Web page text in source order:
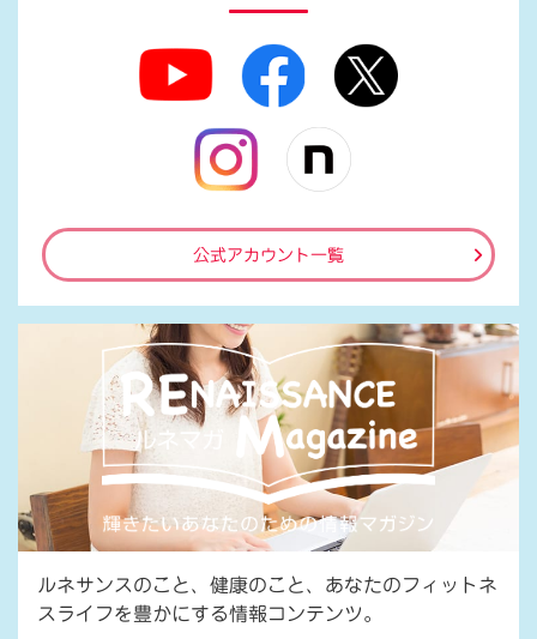
公式アカウント一覧
ルネサンスのこと、健康のこと、あなたのフィットネ
スライフを豊かにする情報コンテンツ。